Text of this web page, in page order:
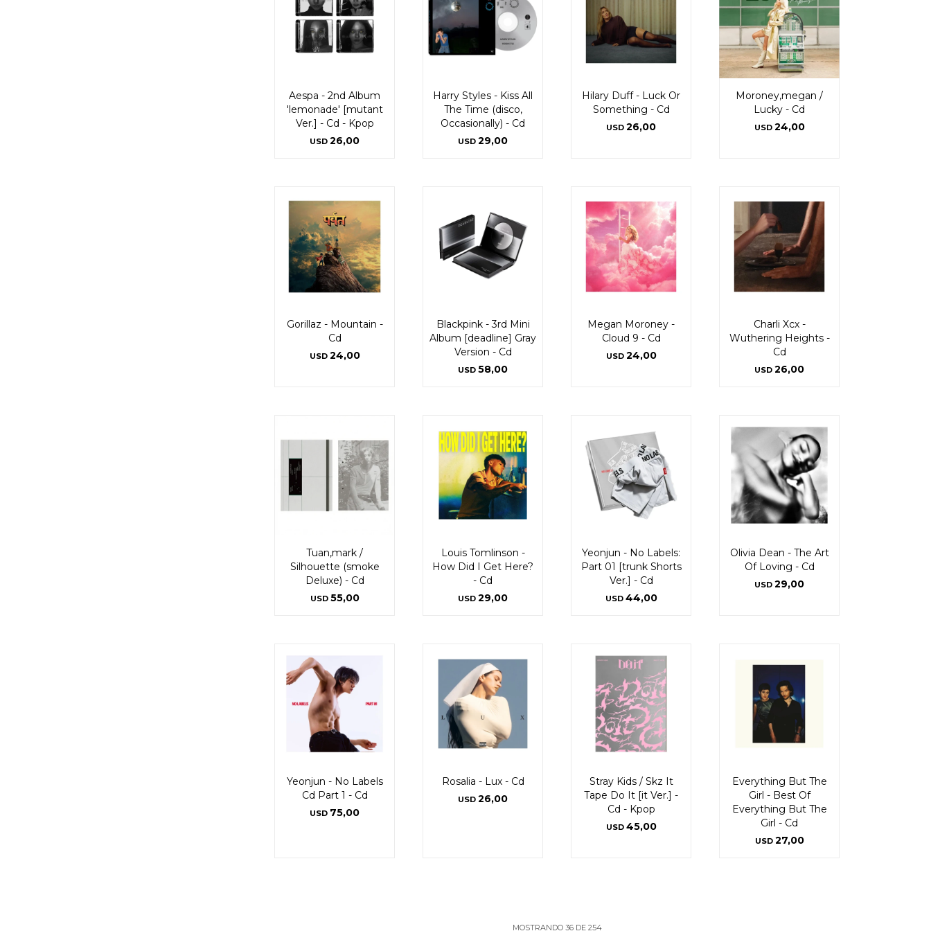
Aespa - 2nd Album
'lemonade' [mutant
Ver.] - Cd - Kpop
USD 26,00
Harry Styles - Kiss All
The Time (disco,
Occasionally) - Cd
USD 29,00
Hilary Duff - Luck Or
Something - Cd
USD 26,00
Moroney,megan /
Lucky - Cd
USD 24,00
Gorillaz - Mountain -
Cd
USD 24,00
Blackpink - 3rd Mini
Album [deadline] Gray
Version - Cd
USD 58,00
Megan Moroney -
Cloud 9 - Cd
USD 24,00
Charli Xcx -
Wuthering Heights -
Cd
USD 26,00
Tuan,mark /
Silhouette (smoke
Deluxe) - Cd
USD 55,00
Louis Tomlinson -
How Did I Get Here?
- Cd
USD 29,00
Yeonjun - No Labels:
Part 01 [trunk Shorts
Ver.] - Cd
USD 44,00
Olivia Dean - The Art
Of Loving - Cd
USD 29,00
Yeonjun - No Labels
Cd Part 1 - Cd
USD 75,00
Rosalia - Lux - Cd
USD 26,00
Stray Kids / Skz It
Tape Do It [it Ver.] -
Cd - Kpop
USD 45,00
Everything But The
Girl - Best Of
Everything But The
Girl - Cd
USD 27,00
MOSTRANDO 36DE 254
Continuar
Continuar